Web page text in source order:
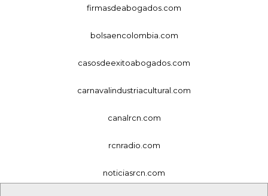
firmasdeabogados.com
bolsaencolombia.com
casosdeexitoabogados.com
carnavalindustriacultural.com
canalrcn.com
rcnradio.com
noticiasrcn.com